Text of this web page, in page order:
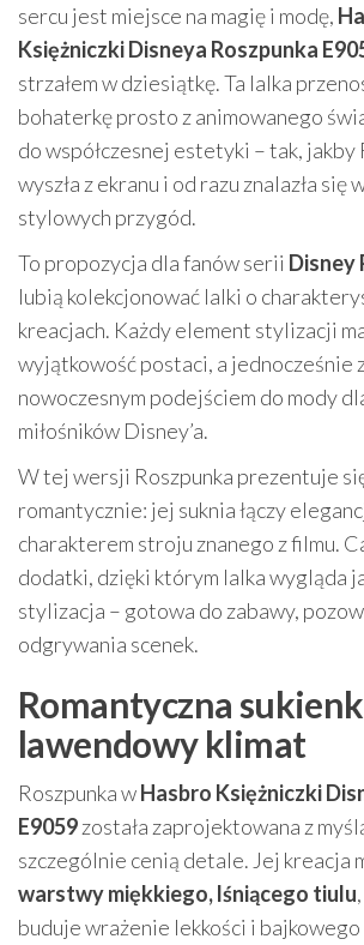
sercu jest miejsce na magię i modę,
Księżniczki Disneya Roszpunka
strzałem w dziesiątkę. Ta lalka
bohaterkę prosto z animowanego
do współczesnej estetyki – tak, jakby
wyszła z ekranu i od razu znalazła się
stylowych przygód.
To propozycja dla fanów serii Disney
lubią kolekcjonować lalki o
kreacjach. Każdy element stylizacji
wyjątkowość postaci, a jednocześnie
nowoczesnym podejściem do mody
miłośników Disney’a.
W tej wersji Roszpunka prezentuje
romantycznie: jej suknia łączy
charakterem stroju znanego z filmu.
dodatki, dzięki którym lalka wygląda
stylizacja – gotowa do zabawy,
odgrywania scenek.
Romantyczna
lawendowy klimat
Roszpunka wHasbro Księżniczki
E9059została zaprojektowana z
szczególnie cenią detale. Jej kreacja
warstwy miękkiego, lśniącego tiulu
buduje wrażenie lekkości i bajkowego